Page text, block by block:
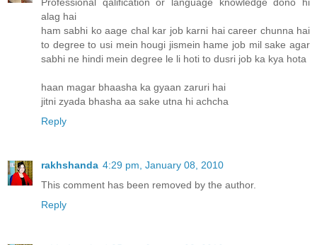
Professional qalification or language knowledge dono hi
alag hai
ham sabhi ko aage chal kar job karni hai career chunna hai
to degree to usi mein hougi jismein hame job mil sake agar
sabhi ne hindi mein degree le li hoti to dusri job ka kya hota
haan magar bhaasha ka gyaan zaruri hai
jitni zyada bhasha aa sake utna hi achcha
Reply
rakhshanda 4:29 pm, January 08, 2010
This comment has been removed by the author.
Reply